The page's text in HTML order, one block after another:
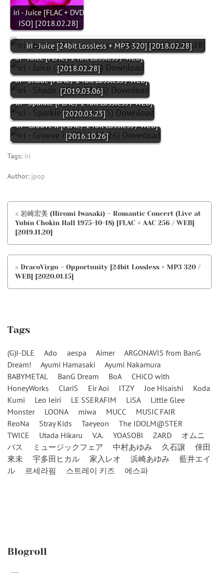
iri - Juice [FLAC + DVD
ISO] [2018.02.28]
iri - Juice [24bit Lossless + MP3 320] [2018.02.28]
iri - Juice [FLAC / 24bit Lossless / WEB]
[2018.02.28]
iri - Shade [FLAC / 24bit Lossless / WEB]
[2019.03.06]
iri - Sparkle [FLAC / 24bit Lossless / WEB]
[2020.03.25]
iri - Groove it [FLAC / 24bit Lossless / WEB]
[2016.10.26]
Tags: iri
Author: jpop
< 岩崎宏美 (Hiromi Iwasaki) – Romantic Concert (Live at
Yubin Chokin Hall 1975-10-18) [FLAC + AAC 256 / WEB]
[2019.11.20]
> DracoVirgo – Opportunity [24bit Lossless + MP3 320 /
WEB] [2020.01.15]
Tags
(G)I-DLE Ado aespa Aimer
ARGONAVIS from BanG
Dream!
Ayumi Hamasaki
Ayumi Nakamura
BABYMETAL
BanG Dream BoA
CHiCO with
HoneyWorks
ClariS Eir Aoi ITZY Joe Hisaishi
Koda
Kumi
Leo Ieiri LE SSERAFIM LiSA
Little Glee
Monster
LOONA miwa MUCC
MUSIC FAIR
ReoNa
Stray Kids Taeyeon
The IDOLM@STER
TWICE
Utada Hikaru V.A. YOASOBI ZARD
オムニ
バス
ミュージックフェア 中村あゆみ 久石譲
倖田
來未
宇多田ヒカル 家入レオ 浜崎あゆみ
藍井エイ
ル
르세라핌 스트레이 키즈 에스파
Blogroll